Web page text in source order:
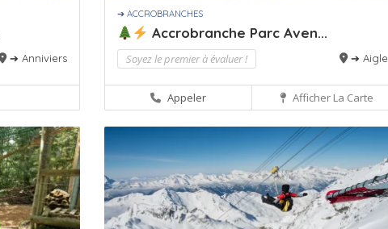
➔ Anniviers
➔ ACCROBRANCHES
Accrobranche Parc Aven...
Soyez le premier à évaluer ! ➔ Aigle
Appeler Afficher La Carte